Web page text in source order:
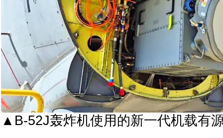
▲B-52J轰炸机使用的新一代机载有